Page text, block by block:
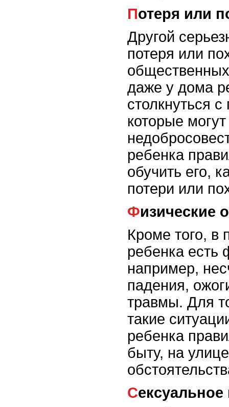
Потеря или
Другой
потеря или
даже у дома
столкнуться
которые
ребенка
обучить его,
потери или
Физические
Кроме того, в
ребенка есть
например,
падения,
травмы. Для
такие
ребенка
быту, на